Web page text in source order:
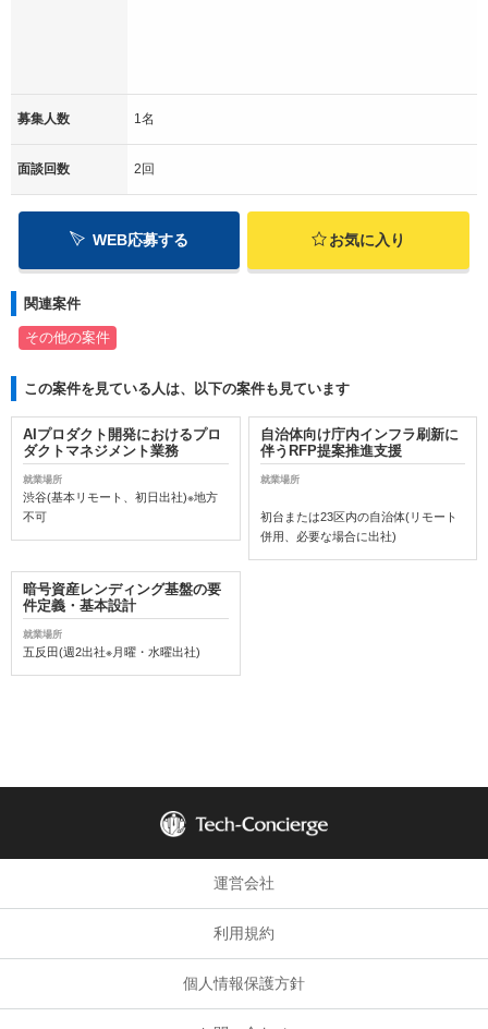
募集人数 1名
面談回数 2回
WEB応募する お気に入り
関連案件
その他の案件
この案件を見ている人は、以下の案件も見ています
AIプロダクト開発におけるプロ
ダクトマネジメント業務
就業場所
渋谷(基本リモート、初日出社)※地方
不可
自治体向け庁内インフラ刷新に
伴うRFP提案推進支援
就業場所
初台または23区内の自治体(リモート
併用、必要な場合に出社)
暗号資産レンディング基盤の要
件定義・基本設計
就業場所
五反田(週2出社※月曜・水曜出社)
運営会社
利用規約
個人情報保護方針